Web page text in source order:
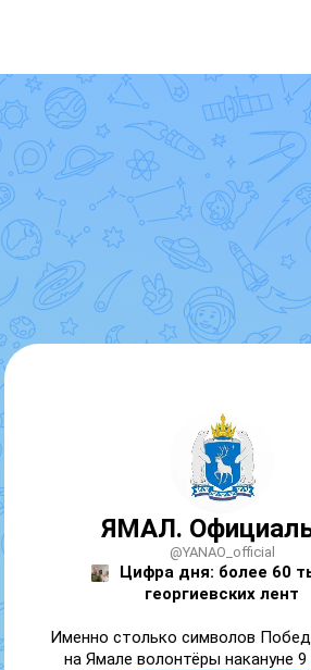
ЯМАЛ.
@YANAO_official
Цифра дня: более 60
георгиевских лент
Именно столько символов
на Ямале волонтёры накануне